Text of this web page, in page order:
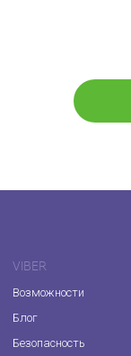
VIBER
Возможности
Блог
Безопасность